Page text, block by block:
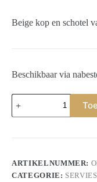
Beige kop en schotel
Beschikbaar via
Kop
en
schotel
aantal
ARTIKELNUMMER:
CATEGORIE: SERVIES